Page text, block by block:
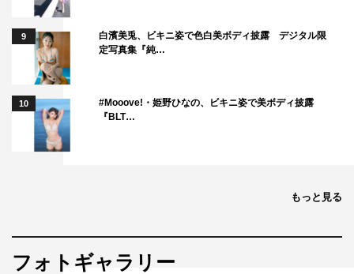
9
白濱美兎、ビキニ姿で色白美ボディ披露 デジタル限
定写真集『純…
10
#Mooove!・姫野ひなの、ビキニ姿で美ボディ披露
『BLT…
もっと見る
フォトギャラリー